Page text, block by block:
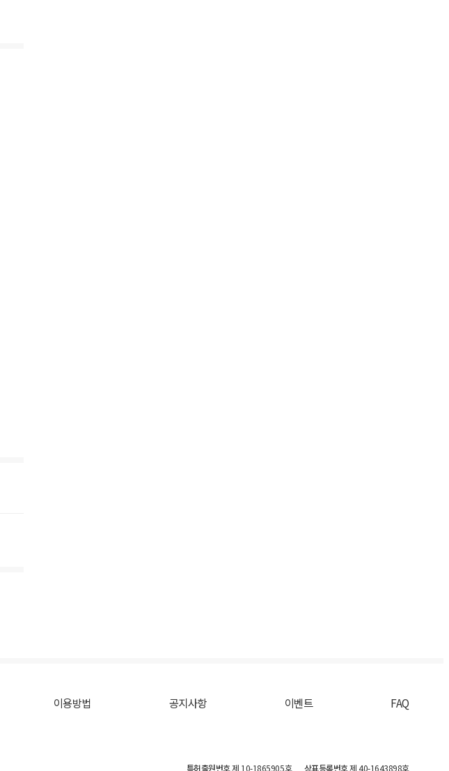
이용방법 공지사항 이벤트 FAQ
특허출원번호제 10-1865905호 상표등록번호제 40-1643898호